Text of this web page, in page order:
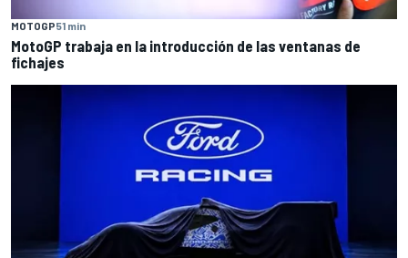
MOTOGP51 min
MotoGP trabaja en la introducción de las ventanas de
fichajes